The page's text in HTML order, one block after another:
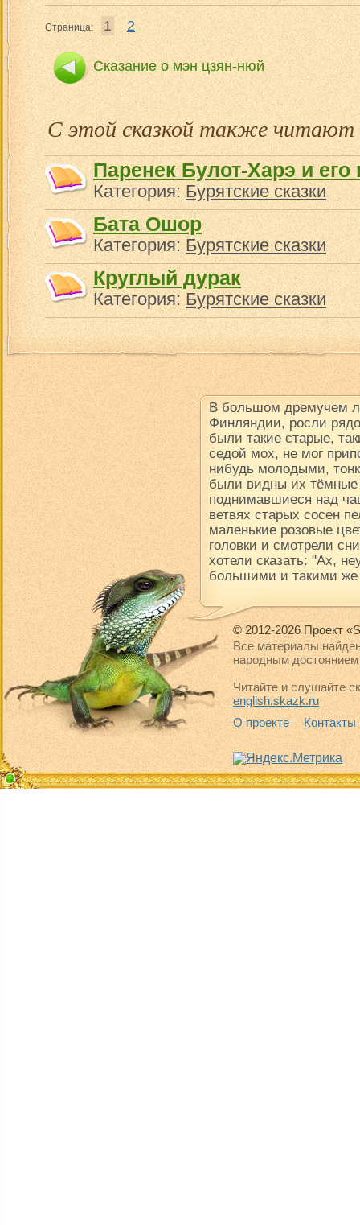
Страница: 1 2
Сказание о мэн цзян-нюй
Сказка
С этой сказкой также читают
Паренек Булот-Харэ и
Категория:Бурятские сказки
Бата Ошор
Категория:Бурятские сказки
Круглый дурак
Категория:Бурятские сказки
В большом дремучем
Финляндии, росли
были такие старые,
седой мох, не мог
нибудь молодыми,
были видны их
поднимавшиеся над
ветвях старых сосен
маленькие розовые
головки и смотрели
хотели сказать: "Ах,
большими и такими
© 2012-2026 Проект
Все материалы
народным достоянием
Читайте и слушайте
english.skazk.ru
О проекте
Контакты